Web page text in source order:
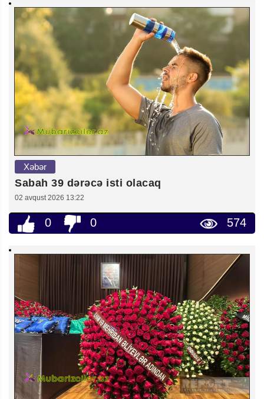
Xəbər
Sabah 39 dərəcə isti olacaq
02 avqust 2026 13:22
0 0 574